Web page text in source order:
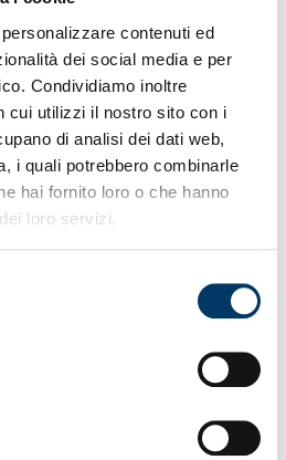
contenuti ed
dei social media e per
Condividiamo inoltre
cui utilizzi il nostro sito con i
di analisi dei dati web,
i quali potrebbero combinarle
hai fornito loro o che hanno
loro servizi.
perfezionando organico 25/26
performance a CDS per tutte
l’esperto tecnico De La
per rinforzare la squadra
in montagna per il team
giorni per pre-season in quota